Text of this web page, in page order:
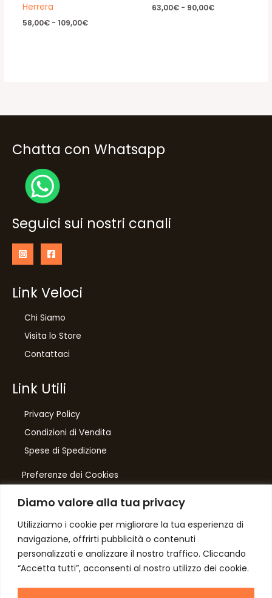
Diamo valore alla tua privacy
Utilizziamo i cookie per migliorare la tua esperienza di
navigazione, offrirti pubblicità o contenuti
personalizzati e analizzare il nostro traffico. Cliccando
“Accetta tutti”, acconsenti al nostro utilizzo dei cookie.
Herrera
58,00€ - 109,00€Fascia
63,00€ - 90,00€Fascia
Chatta con Whatsapp
Seguici sui nostri canali
Link Veloci
Chi Siamo
Visita lo Store
Contattaci
Link Utili
Privacy Policy
Condizioni di Vendita
Spese di Spedizione
Preferenze dei Cookies
Number One
di Domenico Toccacieli
Via G. Mazzini 5/C
61033 FERMIGNANO PU
C.F. TCCDNC64A31D541L